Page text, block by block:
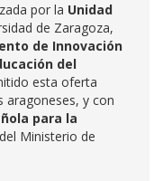
por la Unidad
de Zaragoza,
de Innovación
del
esta oferta
aragoneses, y con
para la
Ministerio de